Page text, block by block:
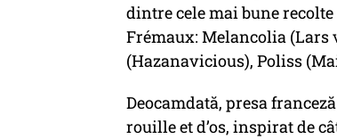
dintre cele mai bune
Frémaux: Melancolia
(Hazanavicious), Poliss
Deocamdată, presa
rouille et d’os, inspirat de